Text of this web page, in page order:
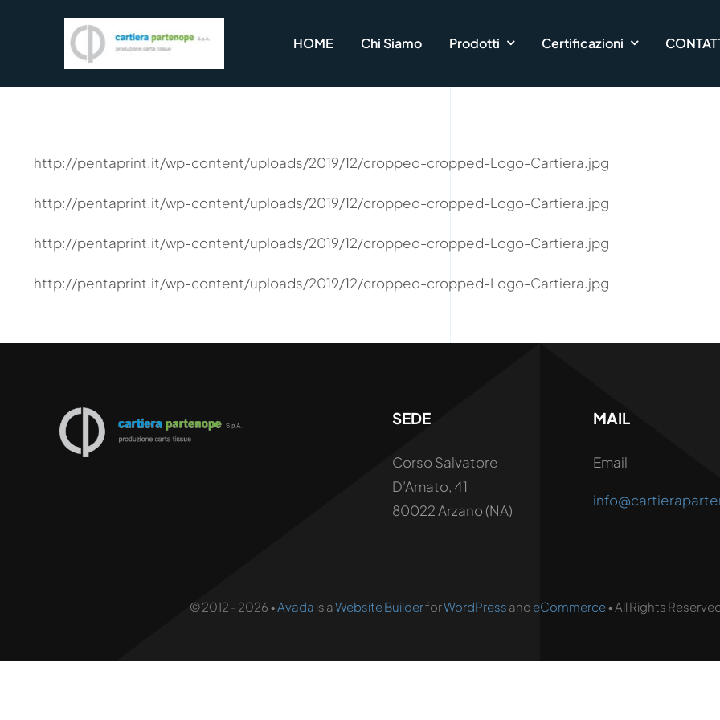
HOME Chi Siamo Prodotti Certificazioni
http://pentaprint.it/wp-content/uploads/2019/12/cropped-cropped-Logo-Cartiera.jpg
http://pentaprint.it/wp-content/uploads/2019/12/cropped-cropped-Logo-Cartiera.jpg
http://pentaprint.it/wp-content/uploads/2019/12/cropped-cropped-Logo-Cartiera.jpg
http://pentaprint.it/wp-content/uploads/2019/12/cropped-cropped-Logo-Cartiera.jpg
SEDE
Corso Salvatore
D’Amato, 41
80022 Arzano (NA)
MAIL
Email
© 2012 - 2026 •Avada is aWebsite BuilderforWordPress and eCommerce• All Rights